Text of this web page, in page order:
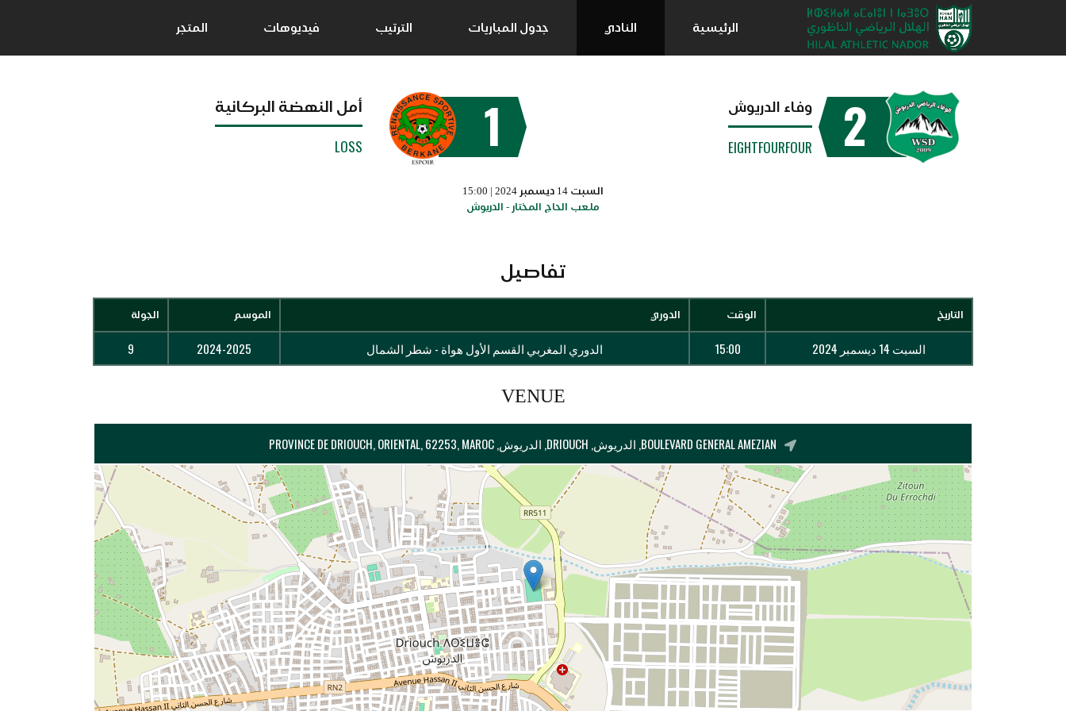
الرئيسية النادي جدول المباريات الترتيب فيديوهات المتجر
2 وفاء الدريوش
EIGHTFOURFOUR
1 أمل النهضة البركانية
LOSS
السبت 14 ديسمبر 2024 | 15:00
ملعب الحاج المختار - الدريوش
تفاصيل
التاريخ الوقت الدوري الموسم الجولة
السبت 14 ديسمبر 2024 15:00 الدوري المغربي القسم الأول هواة - شطر الشمال 2024-2025
9
VENUE
BOULEVARD GENERAL AMEZIAN, الدريوش, DRIOUCH, الدريوش, PROVINCE DE DRIOUCH, ORIENTAL, 62253, MAROC